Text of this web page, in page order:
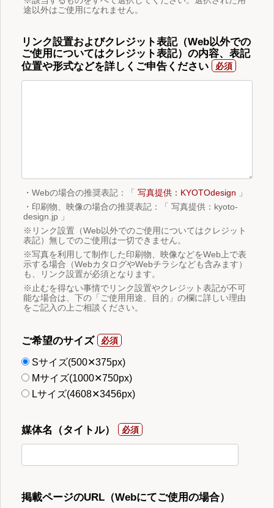
途以外はご使用になれません。
リンク設置およびクレジット表記（Web以外での
ご使用についてはクレジット表記）の内容、表記
位置や形式などを詳しくご申告ください
・Webの場合の推奨表記：「 写真提供：KYOTOdesign 」
・印刷物、映像の場合の推奨表記：「 写真提供：kyoto-
design.jp 」
※リンク設置（Web以外でのご使用についてはクレジット
表記）無しでのご使用は一切できません。
※写真を利用して制作した印刷物、映像などをWeb上で表
示する場合（WebカタログやWebチラシなども含みます）
も、リンク設置が必須となります。
※止むを得ない事情でリンク設置やクレジット表記が不可
能な場合は、下の「ご使用用途、目的」の欄に詳しい理由
をご記入の上ご相談ください。
ご希望のサイズ
Sサイズ(500✕375px)
Mサイズ(1000✕750px)
Lサイズ(4608✕3456px)
媒体名（タイトル）
掲載ページのURL（Webにてご使用の場合）